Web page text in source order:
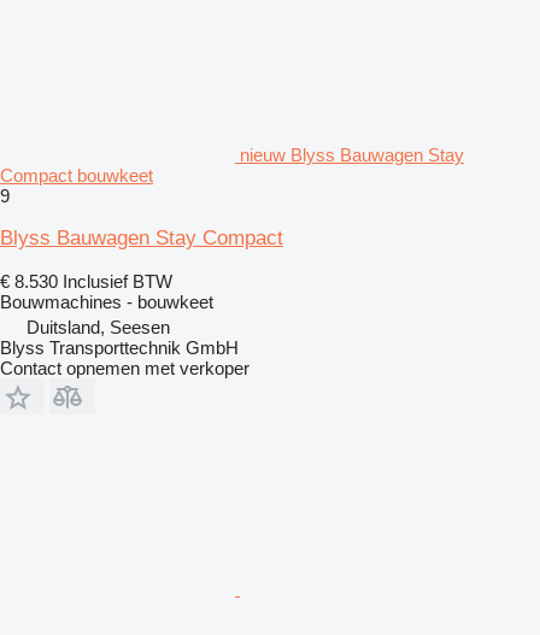
nieuw Blyss Bauwagen Stay
Compact bouwkeet
9
Blyss Bauwagen Stay Compact
€ 8.530 Inclusief BTW
Bouwmachines - bouwkeet
Duitsland, Seesen
Blyss Transporttechnik GmbH
Contact opnemen met verkoper